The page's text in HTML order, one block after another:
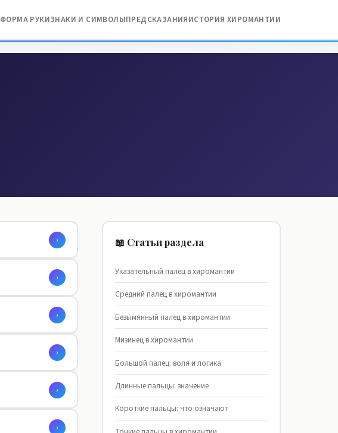
ФОРМА РУКИЗНАКИ И СИМВОЛЫПРЕДСКАЗАНИЯИСТОРИЯ ХИРОМАНТИИ
›
›
›
›
›
›
📖 Статьи раздела
Указательный палец в хиромантии
Средний палец в хиромантии
Безымянный палец в хиромантии
Мизинец в хиромантии
Большой палец: воля и логика
Длинные пальцы: значение
Короткие пальцы: что означают